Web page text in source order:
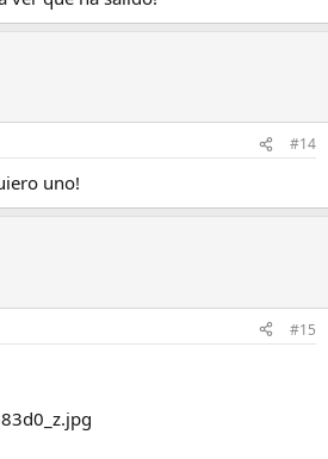
#14
uno!
#15